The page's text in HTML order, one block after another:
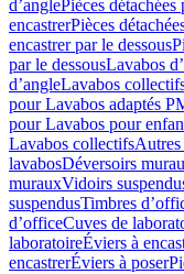
d’anglePièces
encastrerPièces
encastrer par le dessous
par le dessousLavabos
d’angleLavabos
pour Lavabos adaptés
pour Lavabos pour
Lavabos collectifs
lavabosDéversoirs
murauxVidoirs
suspendusTimbres
dʼofficeCuves de
laboratoireÉviers à
encastrerÉviers à poser